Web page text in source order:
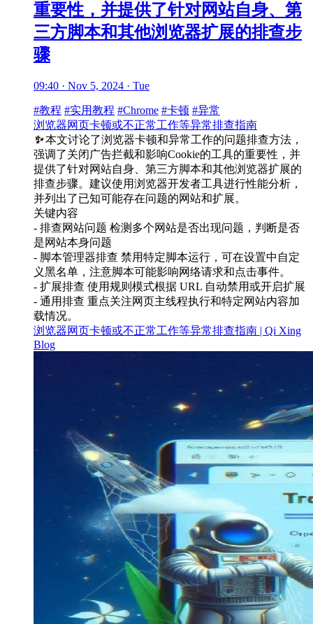
重要性，并提供了针对网站自身、第
三方脚本和其他浏览器扩展的排查步
骤
09:40 · Nov 5, 2024 · Tue
#教程 #实用教程 #Chrome #卡顿 #异常
浏览器网页卡顿或不正常工作等异常排查指南
✨本文讨论了浏览器卡顿和异常工作的问题排查方法，
强调了关闭广告拦截和影响Cookie的工具的重要性，并
提供了针对网站自身、第三方脚本和其他浏览器扩展的
排查步骤。建议使用浏览器开发者工具进行性能分析，
并列出了已知可能存在问题的网站和扩展。
关键内容
- 排查网站问题 检测多个网站是否出现问题，判断是否
是网站本身问题
- 脚本管理器排查 禁用特定脚本运行，可在设置中自定
义黑名单，注意脚本可能影响网络请求和点击事件。
- 扩展排查 使用规则模式根据 URL 自动禁用或开启扩展
- 通用排查 重点关注网页主线程执行和特定网站内容加
载情况。
浏览器网页卡顿或不正常工作等异常排查指南 | Qi Xing
Blog